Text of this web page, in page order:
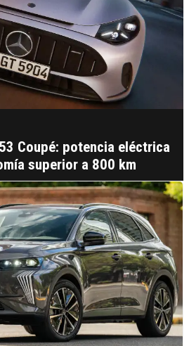
Coupé: potencia eléctrica
superior a 800 km